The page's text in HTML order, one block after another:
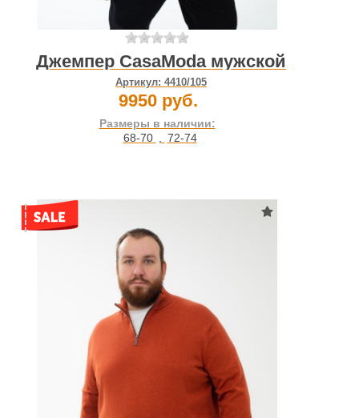
Джемпер CasaModa мужской
Артикул: 4410/105
9950 руб.
Размеры в наличии:
68-70 , 72-74